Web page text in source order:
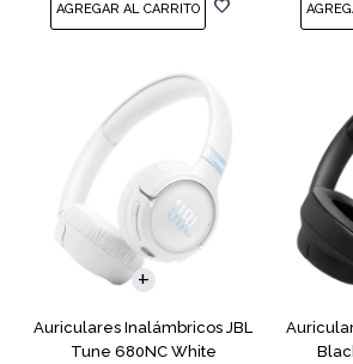
Auriculares Inalámbricos JBL
Tune 680NC White